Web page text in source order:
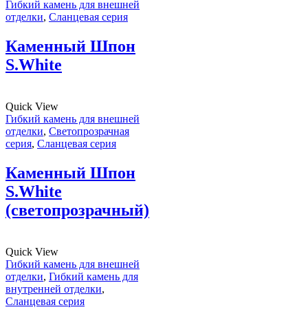
Гибкий камень для внешней
отделки, Сланцевая серия
Каменный Шпон
S.White
Quick View
Гибкий камень для внешней
отделки, Светопрозрачная
серия, Сланцевая серия
Каменный Шпон
S.White
(светопрозрачный)
Quick View
Гибкий камень для внешней
отделки, Гибкий камень для
внутренней отделки,
Сланцевая серия